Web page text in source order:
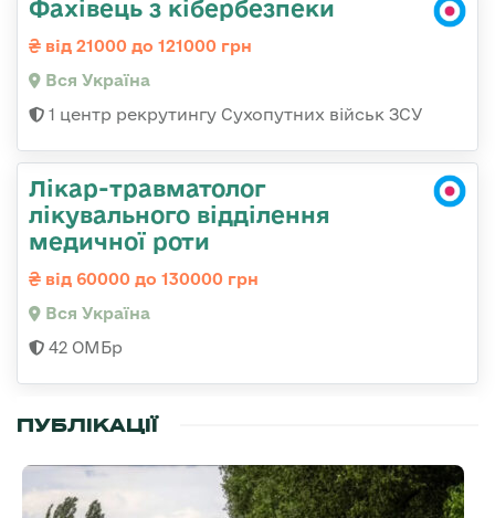
Фахівець з кібербезпеки
від 21000 до 121000 грн
Вся Україна
1 центр рекрутингу Сухопутних військ ЗСУ
Лікар-травматолог
лікувального відділення
медичної роти
від 60000 до 130000 грн
Вся Україна
42 ОМБр
ПУБЛІКАЦІЇ